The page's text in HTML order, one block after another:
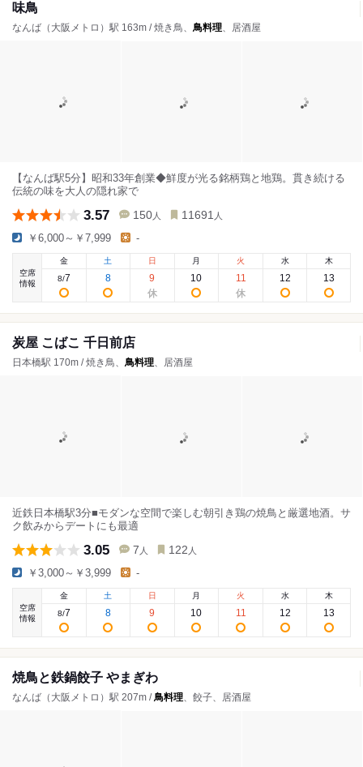
味鳥
なんば（大阪メトロ）駅 163m / 焼き鳥、 鳥料理、居酒屋
【なんば駅5分】昭和33年創業◆鮮度が光る銘柄鶏と地鶏。貫き続ける
伝統の味を大人の隠れ家で
3.57 150 人 11691 人
￥6,000～￥7,999 -
空席
情報
金
8/7
土
8
日
9
月
10
火
11
水
12
木
13
炭屋 こばこ 千日前店
日本橋駅 170m / 焼き鳥、 鳥料理、居酒屋
近鉄日本橋駅3分■モダンな空間で楽しむ朝引き鶏の焼鳥と厳選地酒。サ
ク飲みからデートにも最適
3.05 7 人 122 人
￥3,000～￥3,999 -
空席
情報
金
8/7
土
8
日
9
月
10
火
11
水
12
木
13
焼鳥と鉄鍋餃子 やまぎわ
なんば（大阪メトロ）駅 207m /鳥料理、餃子、居酒屋